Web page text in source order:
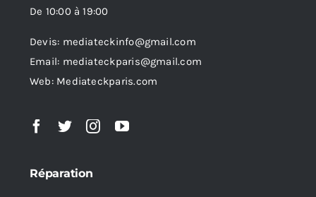
De 10:00 à 19:00
Devis: mediateckinfo@gmail.com
Email: mediateckparis@gmail.com
Web: Mediateckparis.com
Réparation